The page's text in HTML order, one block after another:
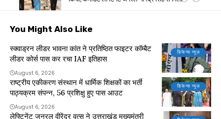
You Might Also Like
डिफेन्स न्यूज़
स्क्वाड्रन लीडर भावना कांत ने प्रतिष्ठित फाइटर कॉम्बैट
लीडर कोर्स पास कर रचा IAF इतिहास
August 6, 2026
डिफेन्स न्यूज़
राष्ट्रीय एकीकरण संस्थान में धार्मिक शिक्षकों का भर्ती
पाठ्यक्रम संपन्न, 56 प्रशिक्षु हुए पास आउट
August 6, 2026
लेफ्टिनेंट जनरल वीरेंद्र वत्स ने उत्तराखंड मुख्यमंत्री